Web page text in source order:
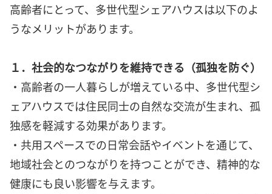
高齢者にとって、多世代型シェアハウスは以下のよ
うなメリットがあります。
１．社会的なつながりを維持できる（孤独を防ぐ）
・高齢者の一人暮らしが増えている中、多世代型シ
ェアハウスでは住民同士の自然な交流が生まれ、孤
独感を軽減する効果があります。
・共用スペースでの日常会話やイベントを通じて、
地域社会とのつながりを持つことができ、精神的な
健康にも良い影響を与えます。